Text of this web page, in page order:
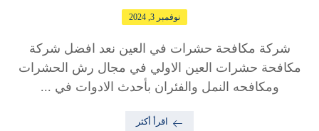
نوفمبر 3, 2024
شركة مكافحة حشرات في العين نعد افضل شركة
مكافحة حشرات العين الاولي في مجال رش الحشرات
ومكافحه النمل والفئران بأحدث الادوات في ...
اقرأ أكثر